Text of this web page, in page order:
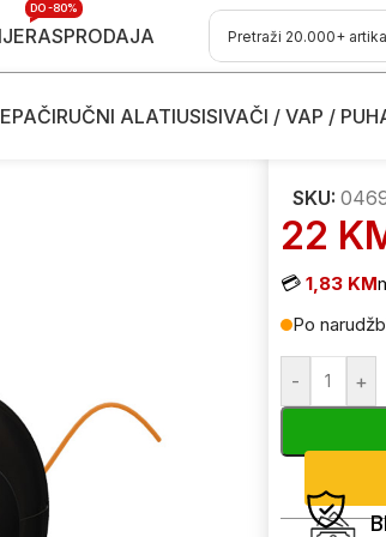
RASPRODAJA
DO -80%
RUČNI ALATIUSISIVAČI / VAP /
kose Dodaci i potrošni materijal za trimere
SKU:
22
💳 1,83 KM
Po
- +